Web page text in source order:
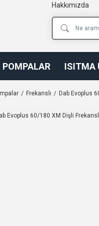
Hakkımızda
POMPALAR ISITMA
Frekanslı Dab Evoplus